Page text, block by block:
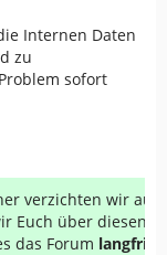
Internen Daten
zu
sofort
verzichten wir auf
Euch über diesen
das Forum